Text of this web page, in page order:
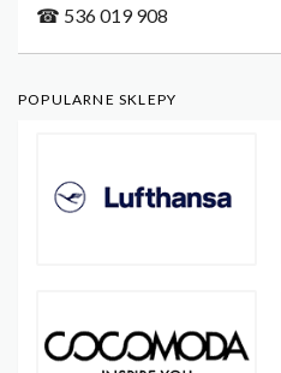
☎ 536 019 908
POPULARNE SKLEPY